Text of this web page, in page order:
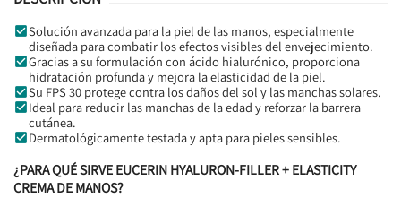
Solución avanzada para la piel de las manos, especialmente
diseñada para combatir los efectos visibles del envejecimiento.
Gracias a su formulación con ácido hialurónico, proporciona
hidratación profunda y mejora la elasticidad de la piel.
Su FPS 30 protege contra los daños del sol y las manchas solares.
Ideal para reducir las manchas de la edad y reforzar la barrera
cutánea.
Dermatológicamente testada y apta para pieles sensibles.
¿PARA QUÉ SIRVE EUCERIN HYALURON-FILLER + ELASTICITY
CREMA DE MANOS?